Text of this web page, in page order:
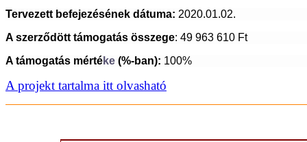
Tervezett befejezésének dátuma: 2020.01.02.
A szerződött támogatás összege: 49 963 610 Ft
A támogatás mértéke (%-ban): 100%
A projekt tartalma itt olvasható